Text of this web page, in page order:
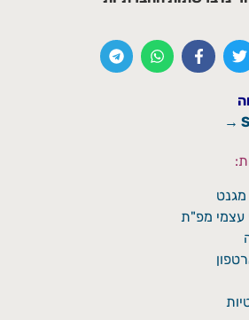
עצמי מפ"ת